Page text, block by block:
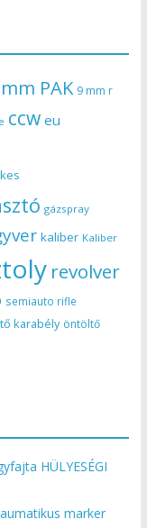
PAK 9 mm r
ccw eu
gázspray
kaliber Kaliber
revolver
semiauto rifle
karabély öntöltő
HÜLYESÉGI
marker